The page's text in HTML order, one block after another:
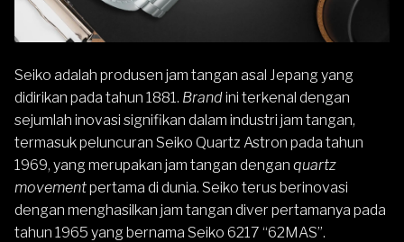
Seiko adalah produsen jam tangan asal Jepang yang
didirikan pada tahun 1881. Brandini terkenal dengan
sejumlah inovasi signifikan dalam industri jam tangan,
termasuk peluncuran Seiko Quartz Astron pada tahun
1969, yang merupakan jam tangan dengan quartz
movementpertama di dunia. Seiko terus berinovasi
dengan menghasilkan jam tangan diver pertamanya pada
tahun 1965 yang bernama Seiko 6217 “62MAS”.